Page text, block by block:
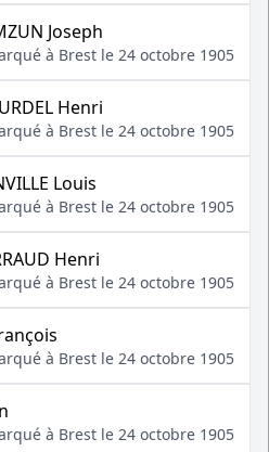
Joseph
à Brest le 24 octobre 1905
Henri
à Brest le 24 octobre 1905
Louis
à Brest le 24 octobre 1905
Henri
à Brest le 24 octobre 1905
à Brest le 24 octobre 1905
à Brest le 24 octobre 1905